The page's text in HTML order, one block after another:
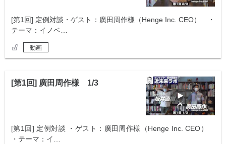
[第1回] 定例対談・ゲスト：廣田周作様（Henge Inc. CEO） ・
テーマ：イノベ…
動画
[第1回] 廣田周作様 1/3
[第1回] 定例対談 ・ゲスト：廣田周作様（Henge Inc. CEO）
・テーマ：イ…